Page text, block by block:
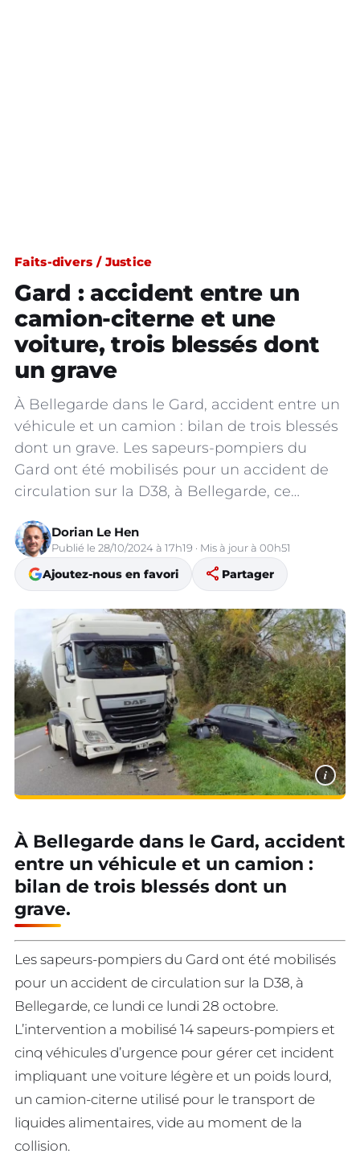
Faits-divers / Justice
Gard : accident entre un
camion-citerne et une
voiture, trois blessés dont
un grave
À Bellegarde dans le Gard, accident entre un
véhicule et un camion : bilan de trois blessés
dont un grave. Les sapeurs-pompiers du
Gard ont été mobilisés pour un accident de
circulation sur la D38, à Bellegarde, ce…
Dorian Le Hen
Publié le 28/10/2024 à 17h19 · Mis à jour à 00h51
Ajoutez-nous en favori share Partager
i
À Bellegarde dans le Gard, accident
entre un véhicule et un camion :
bilan de trois blessés dont un
grave.
Les sapeurs-pompiers du Gard ont été mobilisés
pour un accident de circulation sur la D38, à
Bellegarde, ce lundi ce lundi 28 octobre.
L’intervention a mobilisé 14 sapeurs-pompiers et
cinq véhicules d’urgence pour gérer cet incident
impliquant une voiture légère et un poids lourd,
un camion-citerne utilisé pour le transport de
liquides alimentaires, vide au moment de la
collision.